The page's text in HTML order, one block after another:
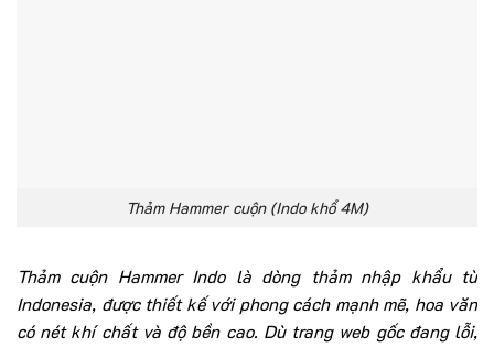
Thảm Hammer cuộn (Indo khổ 4M)
Thảm cuộn Hammer Indo là dòng thảm nhập khẩu từ
Indonesia, được thiết kế với phong cách mạnh mẽ, hoa văn
có nét khí chất và độ bền cao. Dù trang web gốc đang lỗi,